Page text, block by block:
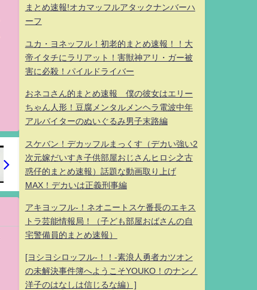
まとめ速報!オカマッフルアタックナンバーハ
ーフ
ユカ・ヨネッフル！初老的まとめ速報！！大
帝イタチにラリアット！害獣神アリ・ガー被
害に必殺！パイルドライバー
おネコさん的まとめ速報 僕の彼女はエリー
ちゃん人形！豆腐メンタルメンヘラ電波中年
アルバイターのぬいぐるみ男子末路編
スケバン！デカッフルまっくす（デカい強い2
次元嫁だいすき子供部屋おじさんヒロシ之古
惑仔的まとめ速報）話題な動画取り上げ
MAX！デカいは正義刑事編
アキヨッフル-！ネオニートスケ番長のエキス
トラ芸能情報局！（子ども部屋おばさんの自
宅警備員的まとめ速報）
[ヨシヨシロッフル-！！-素浪人勇者カツオン
の未解決事件簿へようこそYOUKO！のナンノ
洋子のはなしは信じるな編）]